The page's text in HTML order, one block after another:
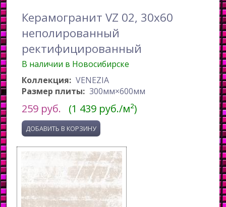
Керамогранит VZ 02, 30x60
неполированный
ректифицированный
В наличии в Новосибирске
Коллекция: VENEZIA
Размер плиты: 300мм×600мм
259 руб. (1 439 руб./м²)